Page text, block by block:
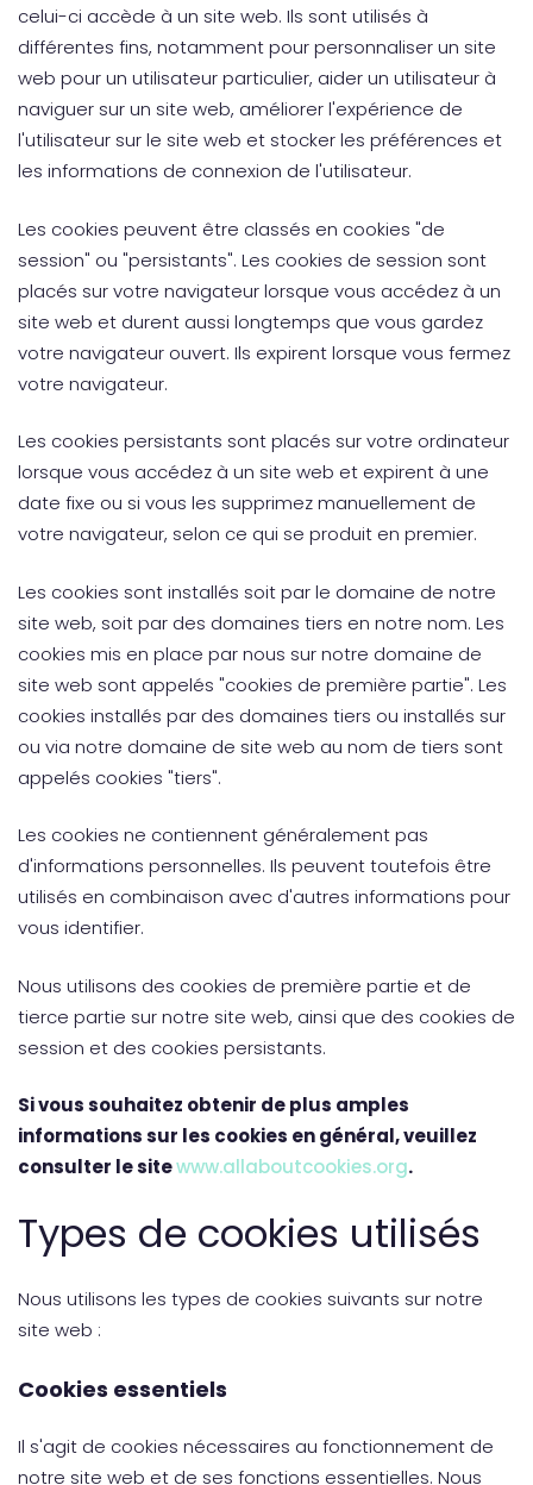
celui-ci accède à un site web. Ils sont utilisés à
différentes fins, notamment pour personnaliser un site
web pour un utilisateur particulier, aider un utilisateur à
naviguer sur un site web, améliorer l'expérience de
l'utilisateur sur le site web et stocker les préférences et
les informations de connexion de l'utilisateur.
Les cookies peuvent être classés en cookies "de
session" ou "persistants". Les cookies de session sont
placés sur votre navigateur lorsque vous accédez à un
site web et durent aussi longtemps que vous gardez
votre navigateur ouvert. Ils expirent lorsque vous fermez
votre navigateur.
Les cookies persistants sont placés sur votre ordinateur
lorsque vous accédez à un site web et expirent à une
date fixe ou si vous les supprimez manuellement de
votre navigateur, selon ce qui se produit en premier.
Les cookies sont installés soit par le domaine de notre
site web, soit par des domaines tiers en notre nom. Les
cookies mis en place par nous sur notre domaine de
site web sont appelés "cookies de première partie". Les
cookies installés par des domaines tiers ou installés sur
ou via notre domaine de site web au nom de tiers sont
appelés cookies "tiers".
Les cookies ne contiennent généralement pas
d'informations personnelles. Ils peuvent toutefois être
utilisés en combinaison avec d'autres informations pour
vous identifier.
Nous utilisons des cookies de première partie et de
tierce partie sur notre site web, ainsi que des cookies de
session et des cookies persistants.
Si vous souhaitez obtenir de plus amples
informations sur les cookies en général, veuillez
consulter le sitewww.allaboutcookies.org.
Types de cookies utilisés
Nous utilisons les types de cookies suivants sur notre
site web :
Cookies essentiels
Il s'agit de cookies nécessaires au fonctionnement de
notre site web et de ses fonctions essentielles. Nous